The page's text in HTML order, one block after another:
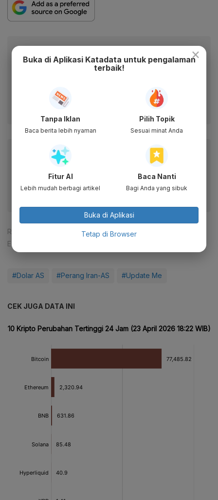
Anda
Ikuti kami
Baca artikel ini lewat aplikasi mobile.
Dapatkan pengalaman membaca lebih nyaman dan nikmati
fitur menarik lainnya lewat aplikasi mobile Katadata.
Reporter:
Nuzulia Nur Rahmah
Editor:
#Dolar AS #Perang Iran-AS #Update Me
CEK JUGA DATA INI
×
Buka di Aplikasi Katadata untuk pengalaman
terbaik!
Tanpa Iklan
Baca berita lebih nyaman
Pilih Topik
Sesuai minat Anda
Fitur AI
Lebih mudah berbagi artikel
Baca Nanti
Bagi Anda yang sibuk
Buka di Aplikasi
Tetap di Browser